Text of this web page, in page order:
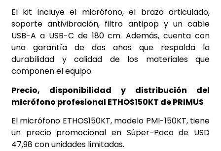
El kit incluye el micrófono, el brazo articulado,
soporte antivibración, filtro antipop y un cable
USB-A a USB-C de 180 cm. Además, cuenta con
una garantía de dos años que respalda la
durabilidad y calidad de los materiales que
componen el equipo.
Precio, disponibilidad y distribución del
micrófono profesional ETHOS150KT de PRIMUS
El micrófono ETHOS150KT, modelo PMI-150KT, tiene
un precio promocional en Súper-Paco de USD
47,98 con unidades limitadas.